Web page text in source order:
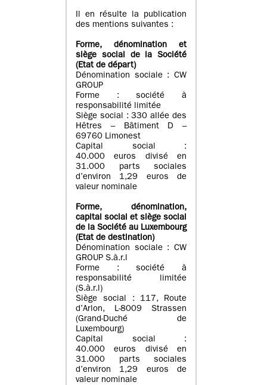
Il en résulte la publication
des mentions suivantes :
Forme, dénomination et
siège social de la Société
(Etatde départ)
Dénomination sociale : CW
GROUP
Forme : société à
responsabilité limitée
Siège social : 330 allée des
Hêtres – Bâtiment D –
69760 Limonest
Capital social :
40.000 euros divisé en
31.000 parts sociales
d’environ 1,29 euros de
valeur nominale
Forme, dénomination,
capital social et siège social
de la Société au Luxembourg
(Etat de destination)
Dénomination sociale : CW
GROUP S.à.r.l
Forme : société à
responsabilité limitée
(S.à.r.l)
Siège social : 117, Route
d’Arlon, L-8009 Strassen
(Grand-Duché de
Luxembourg)
Capital social :
40.000 euros divisé en
31.000 parts sociales
d’environ 1,29 euros de
valeur nominale